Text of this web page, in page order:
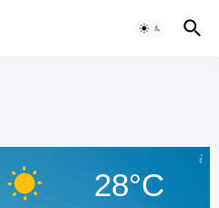
28°C